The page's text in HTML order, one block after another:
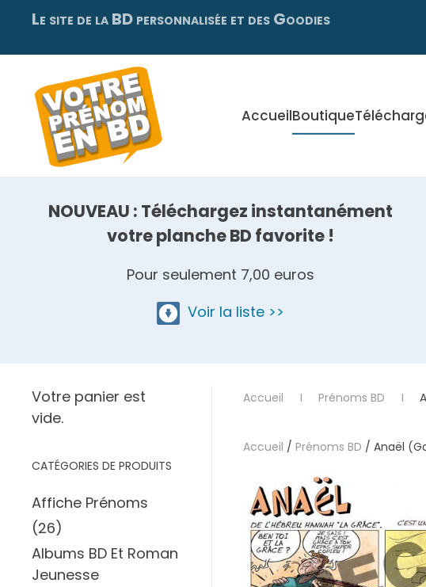
Skip
main
content
Le site de la BD personnalisée et des Goodies
AccueilBoutique
NOUVEAU : Téléchargez instantanément
votre planche BD favorite !
Pour seulement 7,00 euros
Voir la liste >>
Accueil Prénoms BD
Accueil / Prénoms BD / Anaël
Votre panier est
vide.
CATÉGORIES DE PRODUITS
Affiche Prénoms
(26)
Albums BD Et Roman
Jeunesse